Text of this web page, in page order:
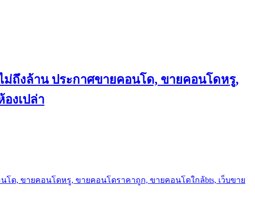
ถึงล้าน ประกาศขายคอนโด, ขายคอนโดหรู,
งเปล่า
ด, ขายคอนโดหรู, ขายคอนโดราคาถูก, ขายคอนโดใกล้bts, เว็บขาย